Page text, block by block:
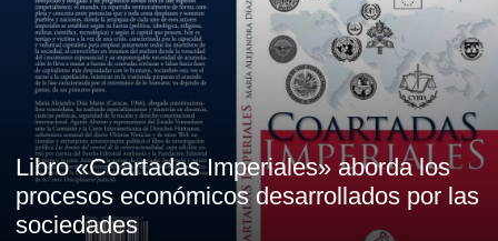
Libro «Coartadas Imperiales» aborda los
procesos económicos desarrollados por las
sociedades